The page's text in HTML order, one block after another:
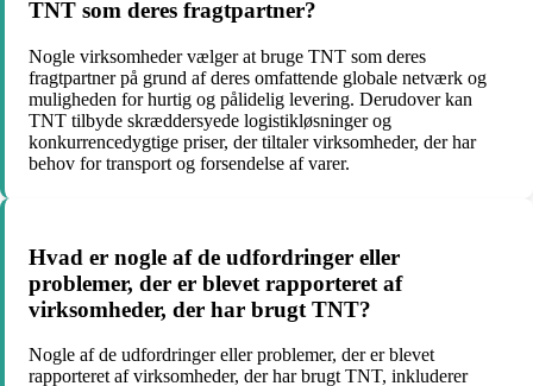
TNT som deres fragtpartner?
Nogle virksomheder vælger at bruge TNT som deres
fragtpartner på grund af deres omfattende globale netværk og
muligheden for hurtig og pålidelig levering. Derudover kan
TNT tilbyde skræddersyede logistikløsninger og
konkurrencedygtige priser, der tiltaler virksomheder, der har
behov for transport og forsendelse af varer.
Hvad er nogle af de udfordringer eller
problemer, der er blevet rapporteret af
virksomheder, der har brugt TNT?
Nogle af de udfordringer eller problemer, der er blevet
rapporteret af virksomheder, der har brugt TNT, inkluderer